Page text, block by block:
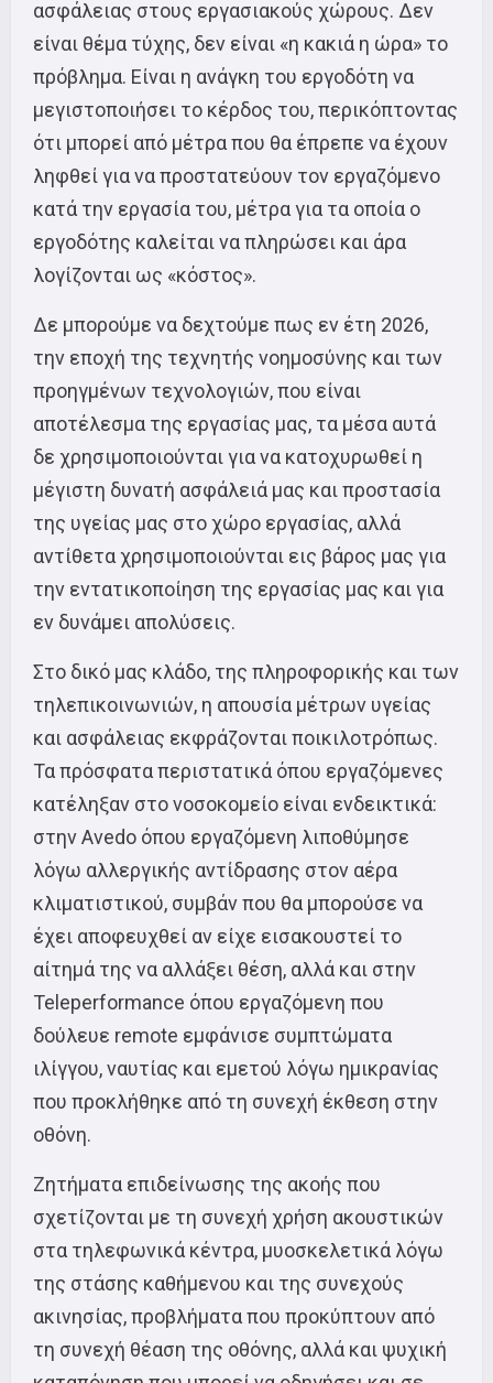
ασφάλειας στους εργασιακούς χώρους. Δεν
είναι θέμα τύχης, δεν είναι «η κακιά η ώρα» το
πρόβλημα. Είναι η ανάγκη του εργοδότη να
μεγιστοποιήσει το κέρδος του, περικόπτοντας
ότι μπορεί από μέτρα που θα έπρεπε να έχουν
ληφθεί για να προστατεύουν τον εργαζόμενο
κατά την εργασία του, μέτρα για τα οποία ο
εργοδότης καλείται να πληρώσει και άρα
λογίζονται ως «κόστος».
Δε μπορούμε να δεχτούμε πως εν έτη 2026,
την εποχή της τεχνητής νοημοσύνης και των
προηγμένων τεχνολογιών, που είναι
αποτέλεσμα της εργασίας μας, τα μέσα αυτά
δε χρησιμοποιούνται για να κατοχυρωθεί η
μέγιστη δυνατή ασφάλειά μας και προστασία
της υγείας μας στο χώρο εργασίας, αλλά
αντίθετα χρησιμοποιούνται εις βάρος μας για
την εντατικοποίηση της εργασίας μας και για
εν δυνάμει απολύσεις.
Στο δικό μας κλάδο, της πληροφορικής και των
τηλεπικοινωνιών, η απουσία μέτρων υγείας
και ασφάλειας εκφράζονται ποικιλοτρόπως.
Τα πρόσφατα περιστατικά όπου εργαζόμενες
κατέληξαν στο νοσοκομείο είναι ενδεικτικά:
στην Avedo όπου εργαζόμενη λιποθύμησε
λόγω αλλεργικής αντίδρασης στον αέρα
κλιματιστικού, συμβάν που θα μπορούσε να
έχει αποφευχθεί αν είχε εισακουστεί το
αίτημά της να αλλάξει θέση, αλλά και στην
Teleperformance όπου εργαζόμενη που
δούλευε remote εμφάνισε συμπτώματα
ιλίγγου, ναυτίας και εμετού λόγω ημικρανίας
που προκλήθηκε από τη συνεχή έκθεση στην
οθόνη.
Ζητήματα επιδείνωσης της ακοής που
σχετίζονται με τη συνεχή χρήση ακουστικών
στα τηλεφωνικά κέντρα, μυοσκελετικά λόγω
της στάσης καθήμενου και της συνεχούς
ακινησίας, προβλήματα που προκύπτουν από
τη συνεχή θέαση της οθόνης, αλλά και ψυχική